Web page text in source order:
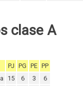
clase A
PJ PG PE PP
15 6 3
6